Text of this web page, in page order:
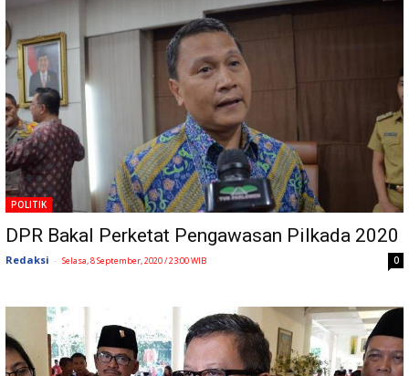
POLITIK
DPR Bakal Perketat Pengawasan Pilkada 2020
Redaksi - Selasa, 8 September, 2020 / 23:00 WIB 0